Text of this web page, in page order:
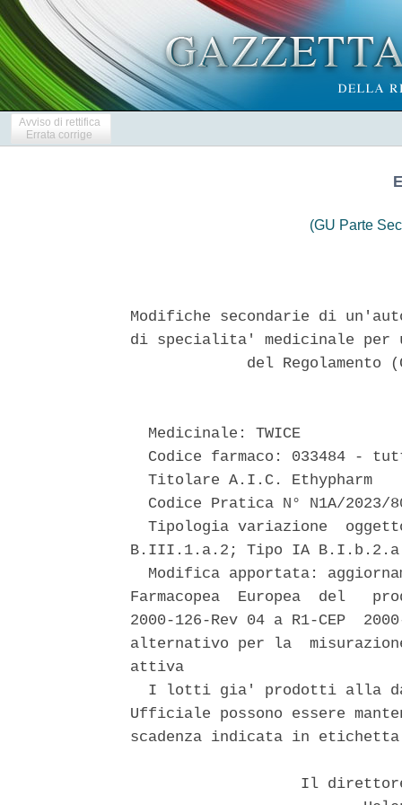
Avviso di rettifica
Errata corrige
(GU Parte
Modifiche secondarie di
di specialita' medicinale per
del Regolamento
  Medicinale: TWICE
Codice farmaco: 033484 -
  Titolare A.I.C. Ethypharm
Codice Pratica N° N1A/2023/
Tipologia variazione
B.III.1.a.2; Tipo IA
Modifica apportata:
Farmacopea  Europea  del
2000-126-Rev 04 a R1-CEP
alternativo per la
attiva
I lotti gia' prodotti alla
Ufficiale possono essere
scadenza indicata in
Il